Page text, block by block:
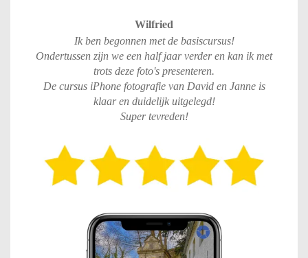
Wilfried
Ik ben begonnen met de basiscursus!
Ondertussen zijn we een half jaar verder en kan ik met
trots deze foto's presenteren.
De cursus iPhone fotografie van David en Janne is
klaar en duidelijk uitgelegd!
Super tevreden!